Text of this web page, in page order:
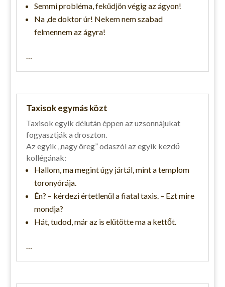
Semmi probléma, feküdjön végig az ágyon!
Na ,de doktor úr! Nekem nem szabad
felmennem az ágyra!
…
Taxisok egymás közt
Taxisok egyik délután éppen az uzsonnájukat
fogyasztják a droszton.
Az egyik „nagy öreg” odaszól az egyik kezdő
kollégának:
Hallom, ma megint úgy jártál, mint a templom
toronyórája.
Én? – kérdezi értetlenül a fiatal taxis. – Ezt mire
mondja?
Hát, tudod, már az is elütötte ma a kettőt.
…